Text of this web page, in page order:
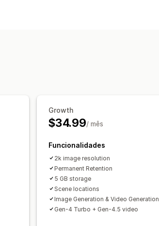
Growth
$34.99/ mês
Funcionalidades
2k image resolution
Permanent Retention
5 GB storage
Scene locations
Image Generation & Video Generation
Gen-4 Turbo + Gen-4.5 video